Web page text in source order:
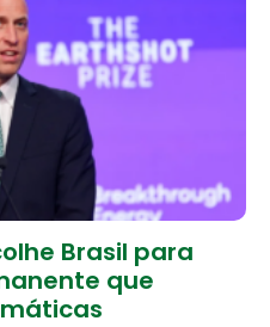
Brasil para
que